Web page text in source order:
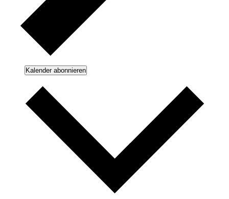
Kalender abonnieren